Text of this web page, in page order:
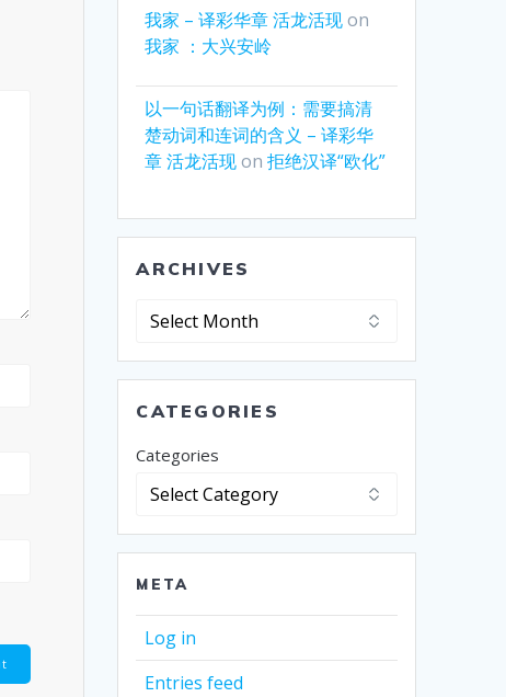
我家 – 译彩华章 活龙活现on
我家 ：大兴安岭
以一句话翻译为例：需要搞清
楚动词和连词的含义 – 译彩华
章 活龙活现on拒绝汉译“欧化”
ARCHIVES
Archives
CATEGORIES
Categories
META
Log in
Entries feed